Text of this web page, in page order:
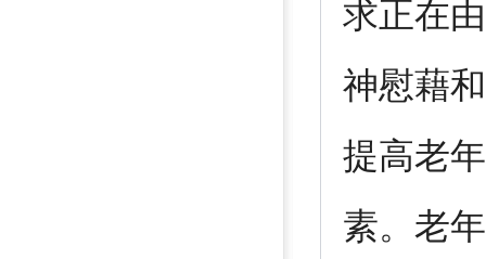
求正在
神慰藉
提高老
素。老